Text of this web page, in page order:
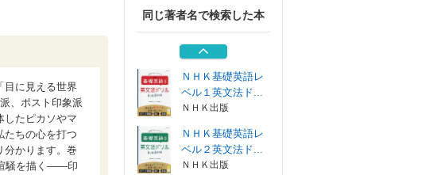
目に見える世界
、ポスト印象派
したピカソやマ
ちの心を打つ
かります。巻
騒を描く――印
同じ著者名で検索した本
ＮＨＫ明日から使
えるあかるい終活
ＮＨＫ出版
ＮＨＫ基礎英語レ
ベル１英文法ド...
ＮＨＫ出版
ＮＨＫ基礎英語レ
ベル２英文法ド...
ＮＨＫ出版